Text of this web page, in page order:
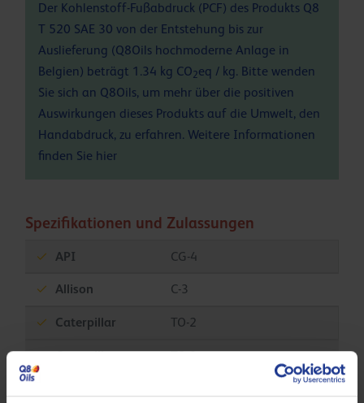
Der Kohlenstoff-Fußabdruck (PCF) des Produkts Q8
T 520 SAE 30 von der Entstehung bis zur
Auslieferung (Q8Oils hochmoderne Anlage in
Belgien) beträgt 1.34 kg CO2eq / kg. Bitte wenden
Sie sich an Q8Oils, um mehr über die positiven
Auswirkungen dieses Produkts auf die Umwelt, den
Handabdruck, zu erfahren. Weitere Informationen
finden Sie hier
Spezifikationen und Zulassungen
API CG-4
Allison C-3
Caterpillar TO-2
Caterpillar TO-2